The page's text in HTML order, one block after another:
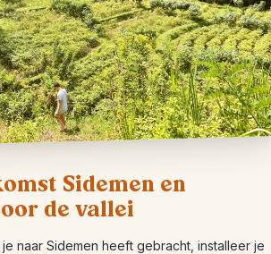
Sidemen en
de vallei
naar Sidemen heeft gebracht, installeer je